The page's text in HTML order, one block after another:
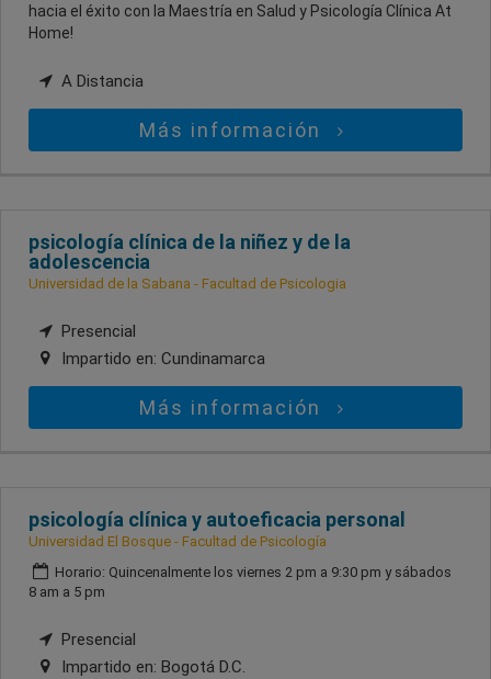
hacia el éxito con la Maestría en Salud y Psicología Clínica At
Home!
A Distancia
Más información
psicología clínica de la niñez y de la
adolescencia
Universidad de la Sabana - Facultad de Psicologia
Presencial
Impartido en: Cundinamarca
Más información
psicología clínica y autoeficacia personal
Universidad El Bosque - Facultad de Psicología
Horario: Quincenalmente los viernes 2 pm a 9:30 pm y sábados
8 am a 5 pm
Presencial
Impartido en: Bogotá D.C.